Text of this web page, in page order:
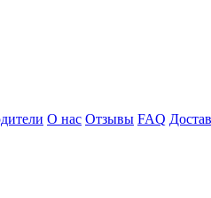
О нас Отзывы FAQ